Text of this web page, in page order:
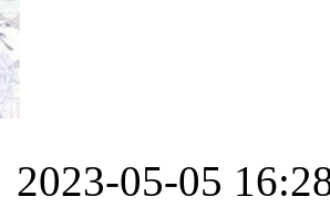
2023-05-05